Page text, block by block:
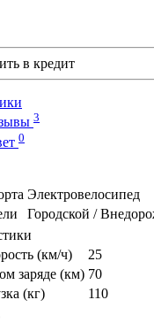
в кредит
3
0
Электровелосипед
Городской /
(км/ч)
25
заряде (км) 70
(кг)
110